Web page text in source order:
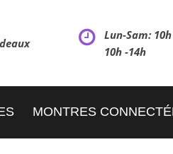
Lun-Sam:
10h -14h
MONTRES